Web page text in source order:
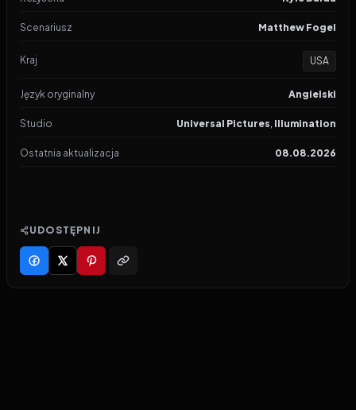
Scenariusz Matthew Fogel
Kraj USA
Język oryginalny Angielski
Studio Universal Pictures, Illumination
Ostatnia aktualizacja 08.08.2026
UDOSTĘPNIJ